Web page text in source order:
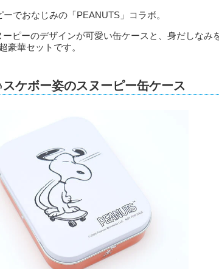
でおなじみの「PEANUTS」コラボ。
ピーのデザインが可愛い缶ケースと、身だしなみ
豪華セットです。
ケボー姿のスヌーピー缶ケース